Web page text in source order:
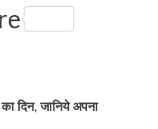
दिन, जानिये अपना